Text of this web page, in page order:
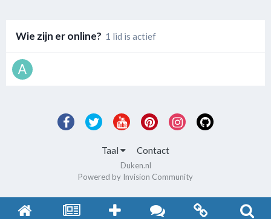
Wie zijn er online? 1 lid is actief
Taal Contact
Duken.nl
Powered by Invision Community